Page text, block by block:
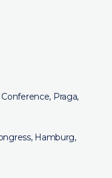
Praga,
Hamburg,